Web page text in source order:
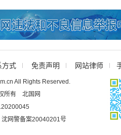
方式 免责声明 网站律师
All Rights Reserved.
所有 北国网
沈网警备案20040201号